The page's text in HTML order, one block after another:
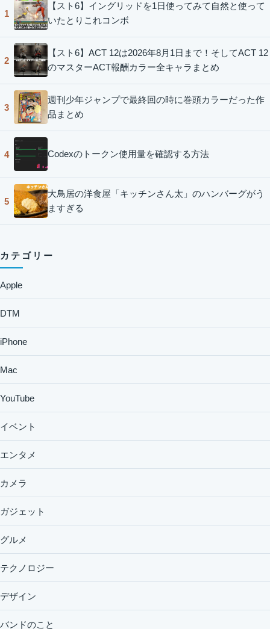
1
【スト6】イングリッドを1日使ってみて自然と使って
いたとりこれコンボ
2
【スト6】ACT 12は2026年8月1日まで！そしてACT 12
のマスターACT報酬カラー全キャラまとめ
3
週刊少年ジャンプで最終回の時に巻頭カラーだった作
品まとめ
4 Codexのトークン使用量を確認する方法
5
大鳥居の洋食屋「キッチンさん太」のハンバーグがう
ますぎる
カテゴリー
Apple
DTM
iPhone
Mac
YouTube
イベント
エンタメ
カメラ
ガジェット
グルメ
テクノロジー
デザイン
バンドのこと